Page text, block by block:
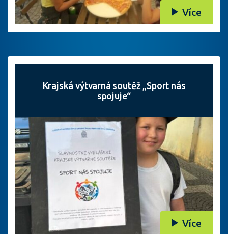
Více
Krajská výtvarná soutěž „Sport nás
spojuje“
Více